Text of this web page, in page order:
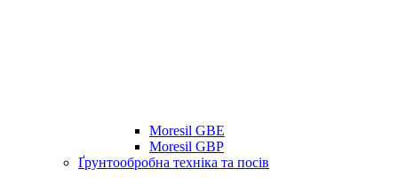
Moresil GBE
Moresil GBP
Ґрунтообробна техніка та посів